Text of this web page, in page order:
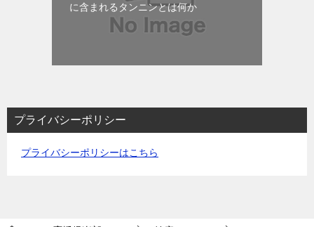
に含まれるタンニンとは何か
プライバシーポリシー
プライバシーポリシーはこちら